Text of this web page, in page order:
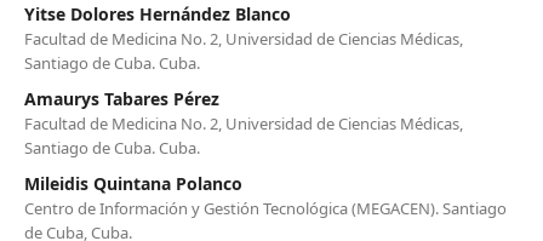
Yitse Dolores Hernández Blanco
Facultad de Medicina No. 2, Universidad de Ciencias Médicas,
Santiago de Cuba. Cuba.
Amaurys Tabares Pérez
Facultad de Medicina No. 2, Universidad de Ciencias Médicas,
Santiago de Cuba. Cuba.
Mileidis Quintana Polanco
Centro de Información y Gestión Tecnológica (MEGACEN). Santiago
de Cuba, Cuba.